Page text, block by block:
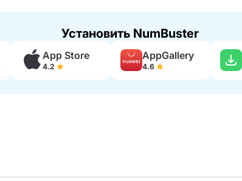
Установить NumBuster
App Store
4.2
AppGallery
4.6